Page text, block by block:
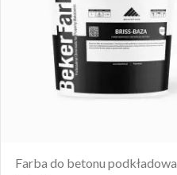
Farba do betonu podkładowa